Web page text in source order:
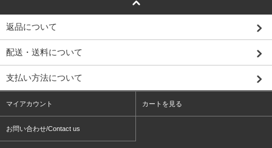
返品について
配送・送料について
支払い方法について
マイアカウント カートを見る
お問い合わせ/Contact us